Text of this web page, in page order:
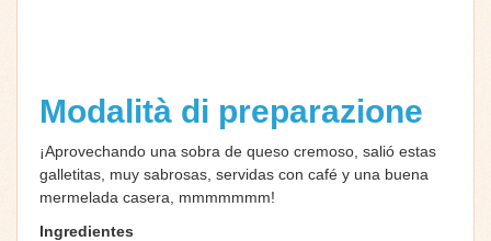
Modalità di preparazione
¡Aprovechando una sobra de queso cremoso, salió estas
galletitas, muy sabrosas, servidas con café y una buena
mermelada casera, mmmmmmm!
Ingredientes